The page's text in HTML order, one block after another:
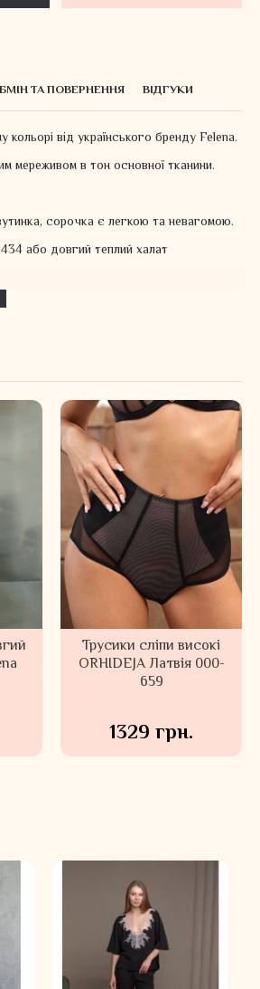
ТА ПОВЕРНЕННЯ ВІДГУКИ
від українського бренду Felena.
мереживом в тон основної тканини.
сорочка є легкою та невагомою.
або довгий теплий халат
Трусики сліпи високі
ORHIDEJA Латвія 000-
659
1329 грн.